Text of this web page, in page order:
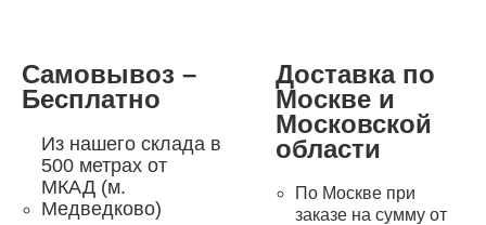
Самовывоз –
Бесплатно
Из нашего склада в
500 метрах от
МКАД (м.
Медведково)
Доставка по
Москве и
Московской
области
По Москве при
заказе на сумму от